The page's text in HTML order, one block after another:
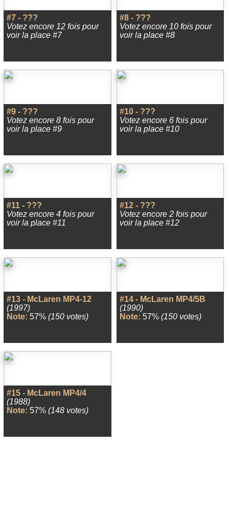
#7 - ???
Votez encore 12 fois pour
voir la place #7
#8 - ???
Votez encore 10 fois pour
voir la place #8
#9 - ???
Votez encore 8 fois pour
voir la place #9
#10 - ???
Votez encore 6 fois pour
voir la place #10
#11 - ???
Votez encore 4 fois pour
voir la place #11
#12 - ???
Votez encore 2 fois pour
voir la place #12
#13 - McLaren MP4-12
(1997)
Note: 57% (150 votes)
#14 - McLaren MP4/5B
(1990)
Note: 57% (150 votes)
#15 - McLaren MP4/4
(1988)
Note: 57% (148 votes)